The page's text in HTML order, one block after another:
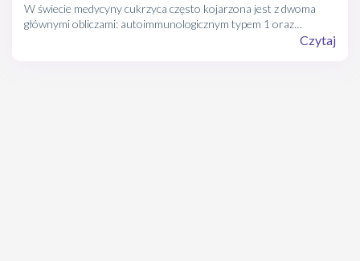
W świecie medycyny cukrzyca często kojarzona jest z dwoma
głównymi obliczami: autoimmunologicznym typem 1 oraz
metabolicznym typem 2. Istnieje jednak postać choroby, któraCzytaj